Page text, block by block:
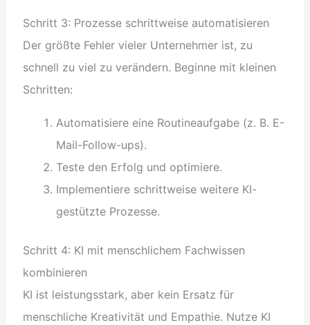
Schritt 3: Prozesse schrittweise automatisieren
Der größte Fehler vieler Unternehmer ist, zu
schnell zu viel zu verändern. Beginne mit kleinen
Schritten:
Automatisiere eine Routineaufgabe (z. B. E-
Mail-Follow-ups).
Teste den Erfolg und optimiere.
Implementiere schrittweise weitere KI-
gestützte Prozesse.
Schritt 4: KI mit menschlichem Fachwissen
kombinieren
KI ist leistungsstark, aber kein Ersatz für
menschliche Kreativität und Empathie. Nutze KI